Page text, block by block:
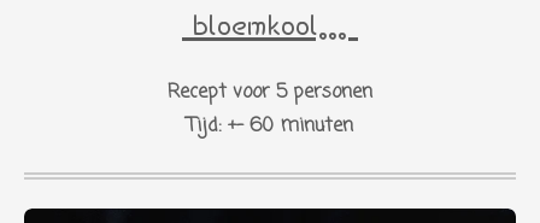
bloemkool...
Recept voor 5 personen
Tijd: +- 60 minuten